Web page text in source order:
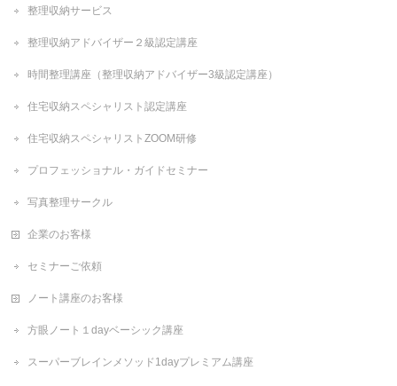
整理収納サービス
整理収納アドバイザー２級認定講座
時間整理講座（整理収納アドバイザー3級認定講座）
住宅収納スペシャリスト認定講座
住宅収納スペシャリストZOOM研修
プロフェッショナル・ガイドセミナー
写真整理サークル
企業のお客様
セミナーご依頼
ノート講座のお客様
方眼ノート１dayベーシック講座
スーパーブレインメソッド1dayプレミアム講座